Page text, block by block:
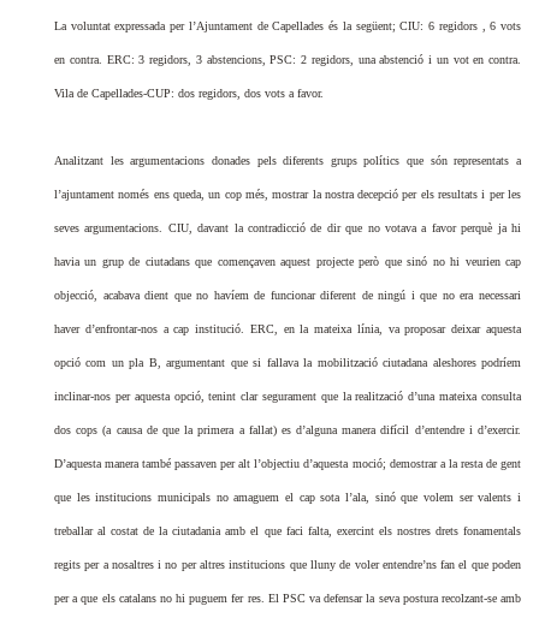
La voluntat expressada per l’Ajuntament de Capellades és la següent; CIU: 6 regidors , 6 vots
en contra. ERC: 3 regidors, 3 abstencions, PSC: 2 regidors, una abstenció i un vot en contra.
Vila de Capellades-CUP: dos regidors, dos vots a favor.
Analitzant les argumentacions donades pels diferents grups polítics que són representats a
l’ajuntament només ens queda, un cop més, mostrar la nostra decepció per els resultats i per les
seves argumentacions. CIU, davant la contradicció de dir que no votava a favor perquè ja hi
havia un grup de ciutadans que començaven aquest projecte però que sinó no hi veurien cap
objecció, acabava dient que no havíem de funcionar diferent de ningú i que no era necessari
haver d’enfrontar-nos a cap institució. ERC, en la mateixa línia, va proposar deixar aquesta
opció com un pla B, argumentant que si fallava la mobilització ciutadana aleshores podríem
inclinar-nos per aquesta opció, tenint clar segurament que la realització d’una mateixa consulta
dos cops (a causa de que la primera a fallat) es d’alguna manera difícil d’entendre i d’exercir.
D’aquesta manera també passaven per alt l’objectiu d’aquesta moció; demostrar a la resta de gent
que les institucions municipals no amaguem el cap sota l’ala, sinó que volem ser valents i
treballar al costat de la ciutadania amb el que faci falta, exercint els nostres drets fonamentals
regits per a nosaltres i no per altres institucions que lluny de voler entendre’ns fan el que poden
per a que els catalans no hi puguem fer res. El PSC va defensar la seva postura recolzant-se amb